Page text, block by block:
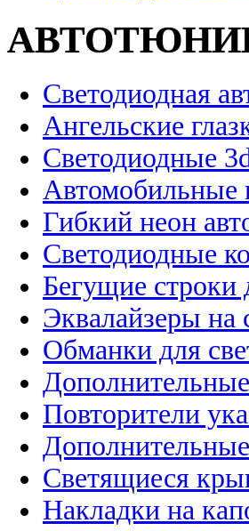
Светодиодная
Ангельские
Светодиодные
Автомобильные
Гибкий неон
Светодиодные
Бегущие строки
Эквалайзеры на
Обманки для
Повторители
Светящиеся
Накладки на